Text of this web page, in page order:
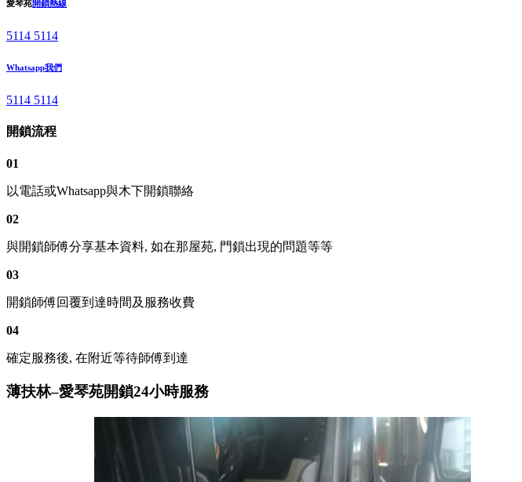
愛琴苑開鎖熱線
5114 5114
Whatsapp我們
5114 5114
開鎖流程
01
以電話或Whatsapp與木下開鎖聯絡
02
與開鎖師傅分享基本資料, 如在那屋苑, 門鎖出現的問題等等
03
開鎖師傅回覆到達時間及服務收費
04
確定服務後, 在附近等待師傅到達
薄扶林–愛琴苑開鎖24小時服務